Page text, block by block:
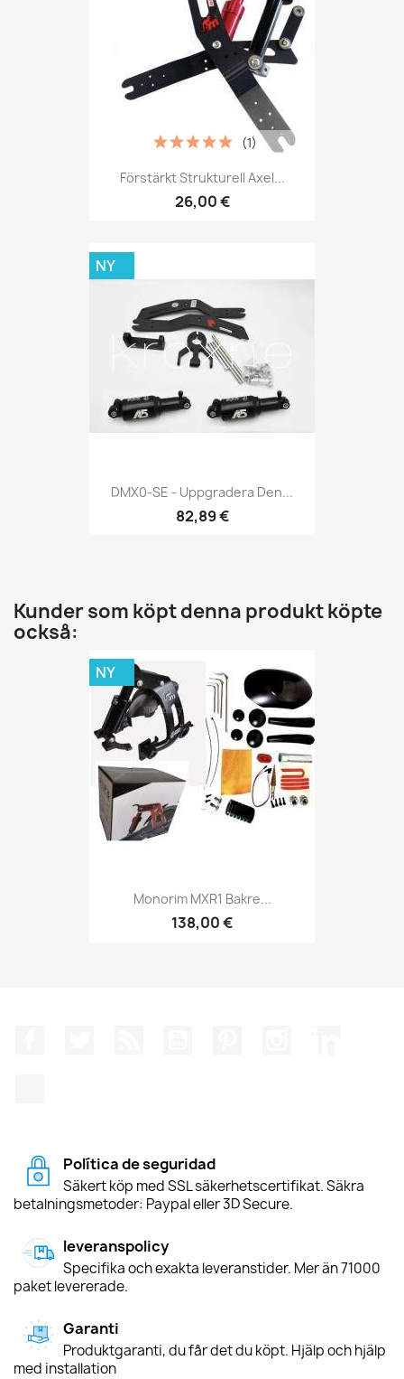
Förstärkt Strukturell Axel...
26,00 €
(1)
DMX0-SE - Uppgradera Den...
82,89 €
NY
Kunder som köpt denna produkt köpte
också:
Monorim MXR1 Bakre...
138,00 €
NY
Política de seguridad
Säkert köp med SSL säkerhetscertifikat. Säkra
betalningsmetoder: Paypal eller 3D Secure.
leveranspolicy
Specifika och exakta leveranstider. Mer än 71000
paket levererade.
Garanti
Produktgaranti, du får det du köpt. Hjälp och hjälp
med installation